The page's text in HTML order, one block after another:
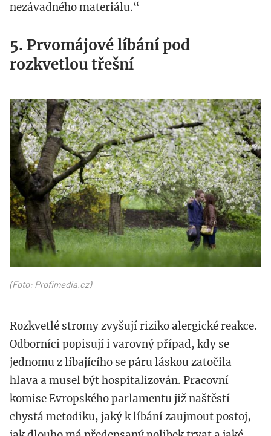
nezávadného materiálu.“
5. Prvomájové líbání pod
rozkvetlou třešní
profimedia-
0218912602.jpg
(Foto: Profimedia.cz)
Rozkvetlé stromy zvyšují riziko alergické reakce.
Odborníci popisují i varovný případ, kdy se
jednomu z líbajícího se páru láskou zatočila
hlava a musel být hospitalizován. Pracovní
komise Evropského parlamentu již naštěstí
chystá metodiku, jaký k líbání zaujmout postoj,